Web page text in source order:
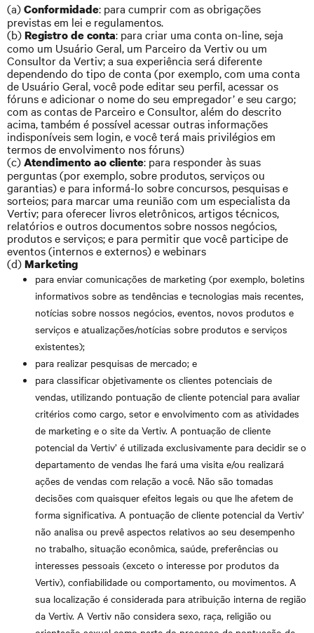
(a)Conformidade: para cumprir com as obrigações
previstas em lei e regulamentos.
(b)Registro de conta: para criar uma conta on-line, seja
como um Usuário Geral, um Parceiro da Vertiv ou um
Consultor da Vertiv; a sua experiência será diferente
dependendo do tipo de conta (por exemplo, com uma conta
de Usuário Geral, você pode editar seu perfil, acessar os
fóruns e adicionar o nome do seu empregador’ e seu cargo;
com as contas de Parceiro e Consultor, além do descrito
acima, também é possível acessar outras informações
indisponíveis sem login, e você terá mais privilégios em
termos de envolvimento nos fóruns)
(c)Atendimento ao cliente: para responder às suas
perguntas (por exemplo, sobre produtos, serviços ou
garantias) e para informá-lo sobre concursos, pesquisas e
sorteios; para marcar uma reunião com um especialista da
Vertiv; para oferecer livros eletrônicos, artigos técnicos,
relatórios e outros documentos sobre nossos negócios,
produtos e serviços; e para permitir que você participe de
eventos (internos e externos) e webinars
(d)Marketing
para enviar comunicações de marketing (por exemplo, boletins
informativos sobre as tendências e tecnologias mais recentes,
notícias sobre nossos negócios, eventos, novos produtos e
serviços e atualizações/notícias sobre produtos e serviços
existentes);
para realizar pesquisas de mercado; e
para classificar objetivamente os clientes potenciais de
vendas, utilizando pontuação de cliente potencial para avaliar
critérios como cargo, setor e envolvimento com as atividades
de marketing e o site da Vertiv. A pontuação de cliente
potencial da Vertiv’ é utilizada exclusivamente para decidir se o
departamento de vendas lhe fará uma visita e/ou realizará
ações de vendas com relação a você. Não são tomadas
decisões com quaisquer efeitos legais ou que lhe afetem de
forma significativa. A pontuação de cliente potencial da Vertiv’
não analisa ou prevê aspectos relativos ao seu desempenho
no trabalho, situação econômica, saúde, preferências ou
interesses pessoais (exceto o interesse por produtos da
Vertiv), confiabilidade ou comportamento, ou movimentos. A
sua localização é considerada para atribuição interna de região
da Vertiv. A Vertiv não considera sexo, raça, religião ou